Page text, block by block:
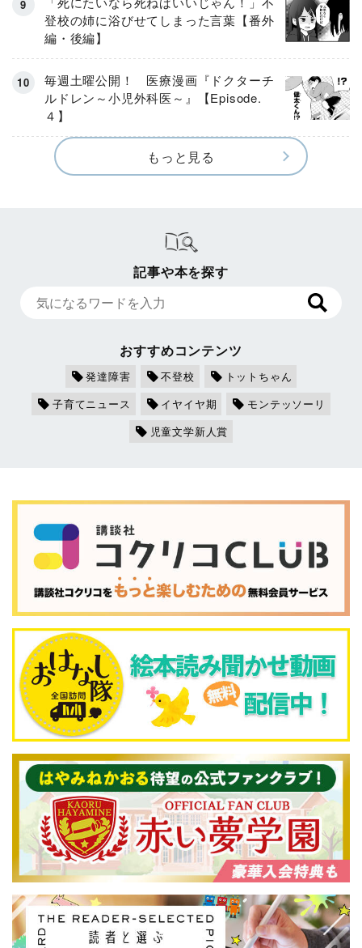
登校の姉に浴びせてしまった言葉【番外
編・後編】
毎週土曜公開！ 医療漫画『ドクターチ
ルドレン～小児外科医～』【Episode.
４】
もっと見る
記事や本を探す
おすすめコンテンツ
発達障害 不登校
トットちゃん
子育てニュース
イヤイヤ期
モンテッソーリ
児童文学新人賞